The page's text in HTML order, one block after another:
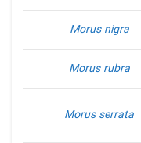
Morus nigra
Morus rubra
Morus serrata